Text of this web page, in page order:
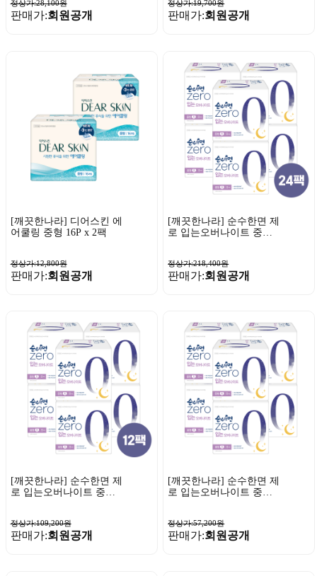
정상가:28,100원
판매가:회원공개
정상가:19,700원
판매가:회원공개
[깨끗한나라] 디어스킨 에
어쿨링 중형 16P x 2팩
정상가:12,800원
판매가:회원공개
[깨끗한나라] 순수한면 제
로 입는오버나이트 중형 8
정상가:218,400원
판매가:회원공개
[깨끗한나라] 순수한면 제
로 입는오버나이트 중형 8
정상가:109,200원
판매가:회원공개
[깨끗한나라] 순수한면 제
로 입는오버나이트 중형 8
정상가:57,200원
판매가:회원공개